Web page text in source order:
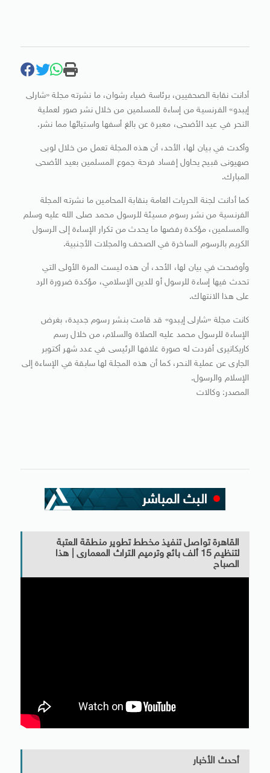
أدانت نقابة الصحفيين، برئاسة ضياء رشوان، ما نشرته مجلة «شارلى
إيبدو» الفرنسية من إساءة للمسلمين من خلال نشر صور لعملية
النحر في عيد الأضحى، معبرة عن بالغ أسفها واستيائها مما نشر.
وأكدت في بيان لها، الأحد، أن هذه المجلة تعمل من خلال لوبى
صهيونى قبيح يحاول إفساد فرحة جموع المسلمين بعيد الأضحى
المبارك.
كما أدانت لجنة الحريات العامة بنقابة المحامين ما نشرته المجلة
الفرنسية من نشر رسوم مسيئة للرسول محمد صلى الله عليه وسلم
والمسلمين، مؤكدة رفضها ما يحدث من تكرار الإساءة إلى الرسول
الكريم بالرسوم الساخرة في الصحف والمجلات الأجنبية.
وأوضحت في بيان لها، الأحد، أن هذه ليست المرة الأولى التي
تحدث فيها إساءة للرسول أو للدين الإسلامي، مؤكدة ضرورة الرد
على هذا الانتهاك.
كانت مجلة «شارلى إيبدو» قد قامت بنشر رسوم جديدة، بغرض
الإساءة للرسول محمد عليه الصلاة والسلام، من خلال رسم
كاريكاتيرى أفردت له صورة غلافها الرئيسى في عدد شهر أكتوبر
الجارى عن عملية النحر، كما أن هذه المجلة لها سابقة في الإساءة إلى
الإسلام والرسول.
المصدر: وكالات
القاهرة تواصل تنفيذ مخطط تطوير منطقة العتبة
لتنظيم 15 ألف بائع وترميم التراث المعمارى | هذا
الصباح
أحدث الأخبار